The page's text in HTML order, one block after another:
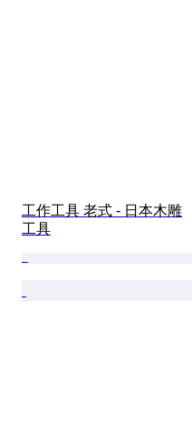
工作工具 老式 - 日本木雕
工具